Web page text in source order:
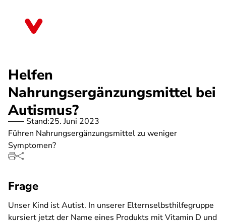
Helfen
Nahrungsergänzungsmittel bei
Autismus?
Stand:25. Juni 2023
Führen Nahrungsergänzungsmittel zu weniger
Symptomen?
Frage
Unser Kind ist Autist. In unserer Elternselbsthilfegruppe
kursiert jetzt der Name eines Produkts mit Vitamin D und